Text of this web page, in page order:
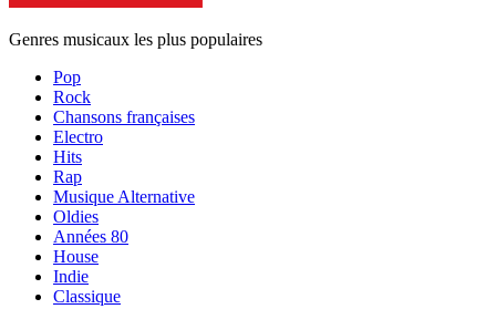
Genres musicaux les plus populaires
Pop
Rock
Chansons françaises
Electro
Hits
Rap
Musique Alternative
Oldies
Années 80
House
Indie
Classique